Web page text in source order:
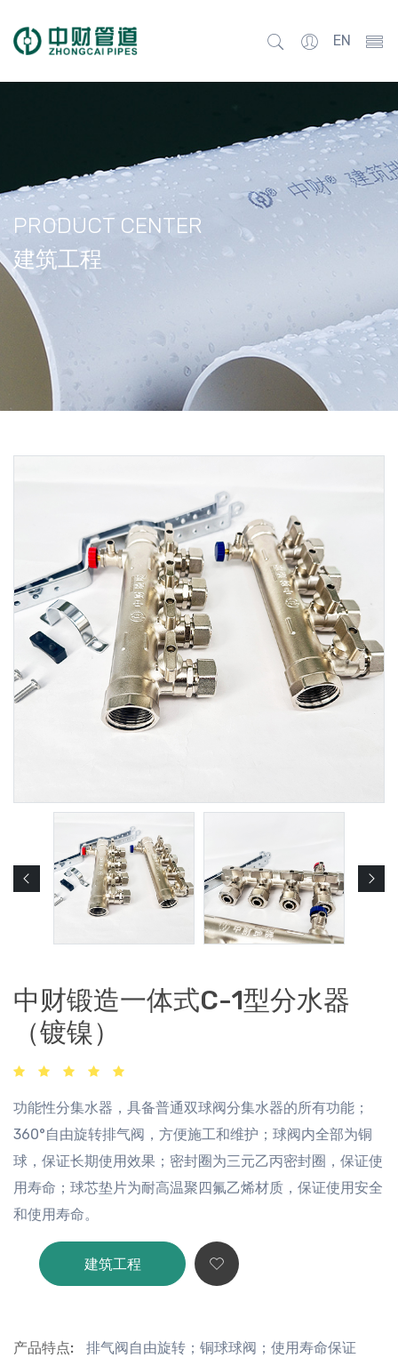
EN
PRODUCT CENTER
建筑工程
中财锻造一体式C-1型分水器
（镀镍）
功能性分集水器，具备普通双球阀分集水器的所有功能；
360°自由旋转排气阀，方便施工和维护；球阀内全部为铜
球，保证长期使用效果；密封圈为三元乙丙密封圈，保证使
用寿命；球芯垫片为耐高温聚四氟乙烯材质，保证使用安全
和使用寿命。
建筑工程
产品特点: 排气阀自由旋转；铜球球阀；使用寿命保证